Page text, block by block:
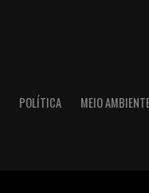
POLÍTICA MEIO